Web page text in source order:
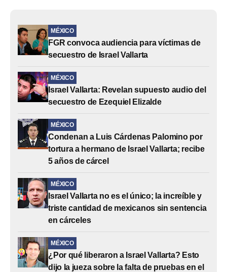
MÉXICO
FGR convoca audiencia para víctimas de
secuestro de Israel Vallarta
MÉXICO
Israel Vallarta: Revelan supuesto audio del
secuestro de Ezequiel Elizalde
MÉXICO
Condenan a Luis Cárdenas Palomino por
tortura a hermano de Israel Vallarta; recibe
5 años de cárcel
MÉXICO
Israel Vallarta no es el único; la increíble y
triste cantidad de mexicanos sin sentencia
en cárceles
MÉXICO
¿Por qué liberaron a Israel Vallarta? Esto
dijo la jueza sobre la falta de pruebas en el